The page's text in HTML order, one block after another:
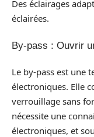
Des éclairages
éclairées.
By-pass : Ouvrir
Le by-pass est une
électroniques. Elle
verrouillage sans
nécessite une
électroniques, et